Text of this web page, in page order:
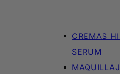
CREMAS
SERUM